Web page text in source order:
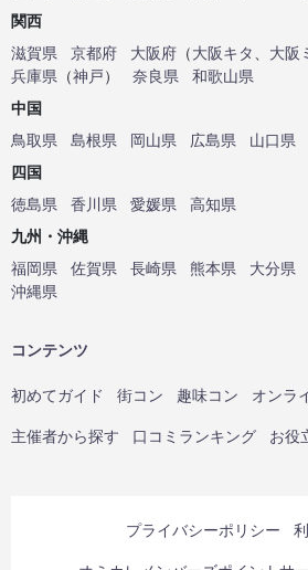
関西
滋賀県
京都府 大阪府 （大阪キタ 大阪
兵庫県 （神戸） 奈良県
和歌山県
中国
鳥取県
島根県 岡山県 広島県
山口県
四国
徳島県
香川県 愛媛県
高知県
九州・沖縄
福岡県
佐賀県 長崎県 熊本県 大分県
沖縄県
コンテンツ
初めてガイド 街コン 趣味コン オンラ
主催者から探す 口コミランキング お役
プライバシーポリシー